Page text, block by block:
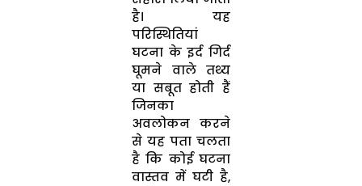
है। यह
परिस्थितियां
घटना के इर्द गिर्द
घूमने वाले तथ्य
या सबूत होती हैं
जिनका
अवलोकन करने
से यह पता चलता
है कि कोई घटना
वास्तव में घटी है,